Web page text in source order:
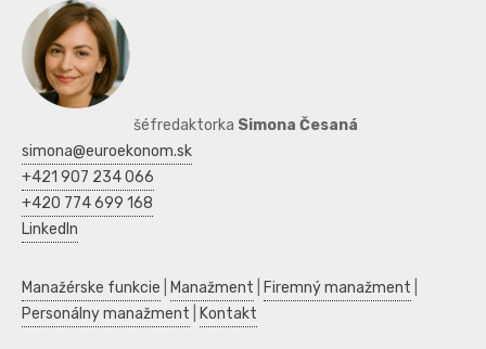
šéfredaktorka Simona Česaná
simona@euroekonom.sk
+421 907 234 066
+420 774 699 168
LinkedIn
Manažérske funkcie Manažment Firemný manažment
Personálny manažment
Kontakt